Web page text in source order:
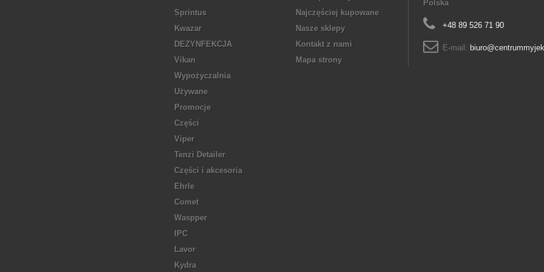
Sprintus
Kwazar
DEZYNFEKCJA
Vikan
Wypożyczalnia
Używane
Promocje
Części
Viper
Tenzi Detailer
Części i akcesoria
Ehrle
Comet
Waspper
IPC
Lavor
Kydra
Najczęściej kupowane
Nasze sklepy
Kontakt z nami
Mapa strony
Polska
+48 89 526 71 90
E-mail: